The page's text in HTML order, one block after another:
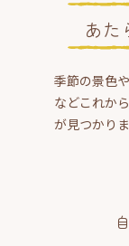
あた
季節の景色
などこれか
が見つかり